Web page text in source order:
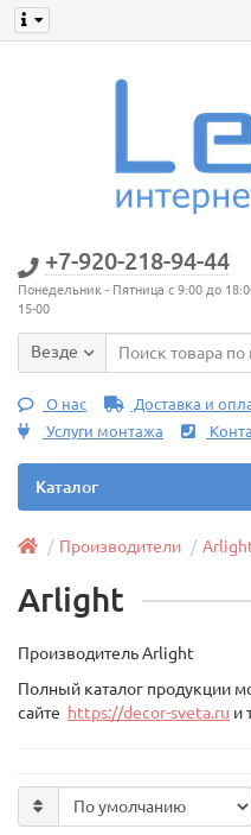
+7-920-218-94-44
Понедельник - Пятница с 9:00 до
15-00
Везде
О нас Доставка и
Услуги монтажа
Каталог
Производители
Arlight
Производитель Arlight
Полный каталог продукции
сайте https://decor-sveta.ru и